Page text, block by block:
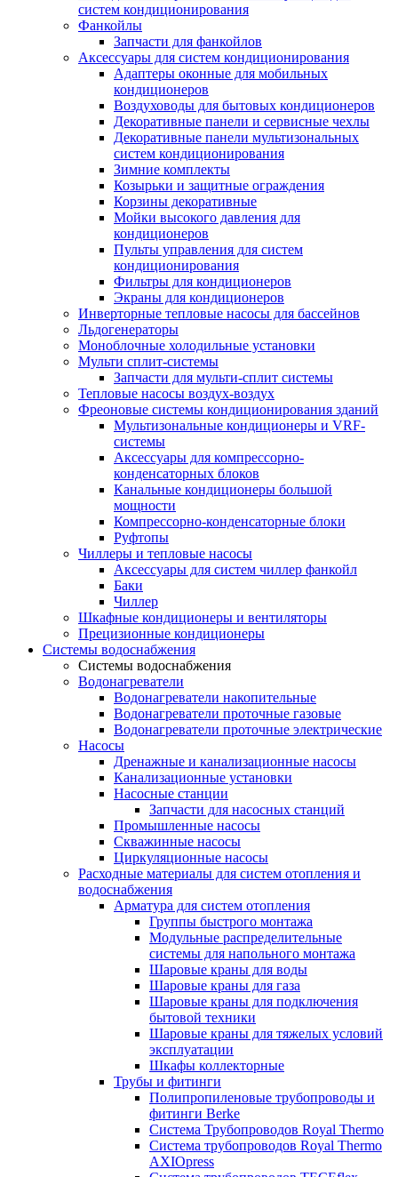
систем кондиционирования
Фанкойлы
Запчасти для фанкойлов
Аксессуары для систем кондиционирования
Адаптеры оконные для мобильных
кондиционеров
Воздуховоды для бытовых кондиционеров
Декоративные панели и сервисные чехлы
Декоративные панели мультизональных
систем кондиционирования
Зимние комплекты
Козырьки и защитные ограждения
Корзины декоративные
Мойки высокого давления для
кондиционеров
Пульты управления для систем
кондиционирования
Фильтры для кондиционеров
Экраны для кондиционеров
Инверторные тепловые насосы для бассейнов
Льдогенераторы
Моноблочные холодильные установки
Мульти сплит-системы
Запчасти для мульти-сплит системы
Тепловые насосы воздух-воздух
Фреоновые системы кондиционирования зданий
Мультизональные кондиционеры и VRF-
системы
Аксессуары для компрессорно-
конденсаторных блоков
Канальные кондиционеры большой
мощности
Компрессорно-конденсаторные блоки
Руфтопы
Чиллеры и тепловые насосы
Аксессуары для систем чиллер фанкойл
Баки
Чиллер
Шкафные кондиционеры и вентиляторы
Прецизионные кондиционеры
Системы водоснабжения
Системы водоснабжения
Водонагреватели
Водонагреватели накопительные
Водонагреватели проточные газовые
Водонагреватели проточные электрические
Насосы
Дренажные и канализационные насосы
Канализационные установки
Насосные станции
Запчасти для насосных станций
Промышленные насосы
Скважинные насосы
Циркуляционные насосы
Расходные материалы для систем отопления и
водоснабжения
Арматура для систем отопления
Группы быстрого монтажа
Модульные распределительные
системы для напольного монтажа
Шаровые краны для воды
Шаровые краны для газа
Шаровые краны для подключения
бытовой техники
Шаровые краны для тяжелых условий
эксплуатации
Шкафы коллекторные
Трубы и фитинги
Полипропиленовые трубопроводы и
фитинги Berke
Система Трубопроводов Royal Thermo
Система трубопроводов Royal Thermo
AXIOpress